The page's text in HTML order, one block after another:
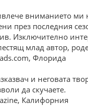
вниманието ми
през последния
Изключително
млад автор,
Флорида
и неговата
да скучаете.
Калифорния